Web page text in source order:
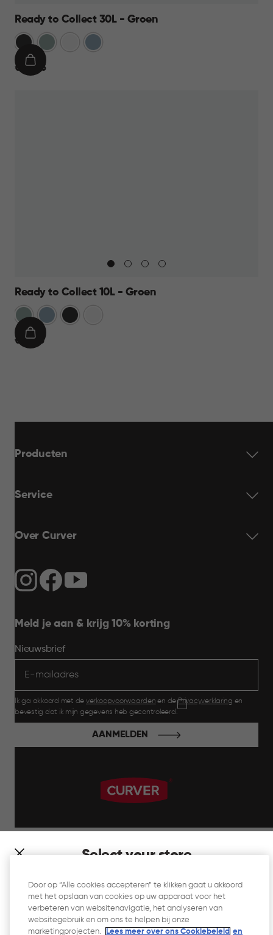
Select your store
which store would you like to shop?
Ready to Collect 30L - Groen
Donkergrijs
Groen Blauw
€
€ 24,95
IN
Ready to Collect 10L - Groen
GroenBlauwDonkergrijs
€
€ 14,95
IN
Producten
Service
Over Curver
Meld je aan & krijg 10% korting
Nieuwsbrief
Ik ga akkoord met de verkoopvoorwaarden en dePrivacyverklaring en
bevestig dat ik mijn gegevens heb gecontroleerd.
AANMELDEN
Website Gebruiksvoorwaarden
Privacyverklaring
Door op “Alle cookies accepteren” te klikken gaat u akkoord
met het opslaan van cookies op uw apparaat voor het
verbeteren van websitenavigatie, het analyseren van
websitegebruik en om ons te helpen bij onze
marketingprojecten.
Lees meer over ons Cookiebeleid en